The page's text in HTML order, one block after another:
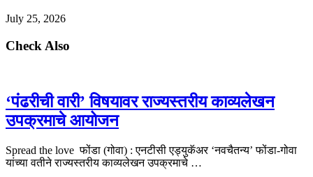
July 25, 2026
Check Also
‘पंढरीची वारी’ विषयावर राज्यस्तरीय काव्यलेखन
उपक्रमाचे आयोजन
Spread the love फोंडा (गोवा) : एनटीसी एड्युकॅअर ‘नवचैतन्य’ फोंडा-गोवा
यांच्या वतीने राज्यस्तरीय काव्यलेखन उपक्रमाचे …